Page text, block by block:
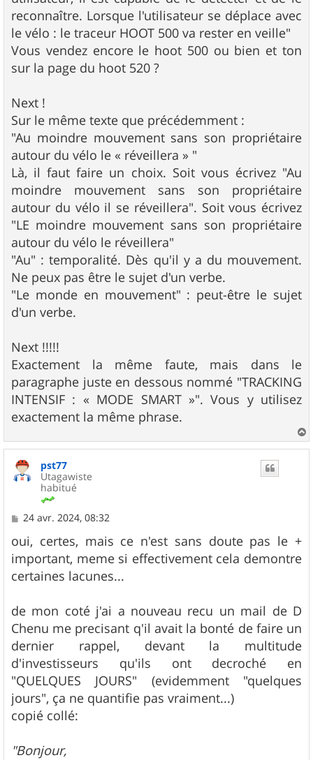
reconnaître. Lorsque l'utilisateur se déplace avec
le vélo : le traceur HOOT 500 va rester en veille"
Vous vendez encore le hoot 500 ou bien et ton
sur la page du hoot 520 ?
Next !
Sur le même texte que précédemment :
"Au moindre mouvement sans son propriétaire
autour du vélo le « réveillera » "
Là, il faut faire un choix. Soit vous écrivez "Au
moindre mouvement sans son propriétaire
autour du vélo il se réveillera". Soit vous écrivez
"LE moindre mouvement sans son propriétaire
autour du vélo le réveillera"
"Au" : temporalité. Dès qu'il y a du mouvement.
Ne peux pas être le sujet d'un verbe.
"Le monde en mouvement" : peut-être le sujet
d'un verbe.
Next !!!!!
Exactement la même faute, mais dans le
paragraphe juste en dessous nommé "TRACKING
INTENSIF : « MODE SMART »". Vous y utilisez
exactement la même phrase.
a
pst77
Utagawiste
habitué
M
s
s
a
g
e
24 avr. 2024, 08:32
oui, certes, mais ce n'est sans doute pas le +
important, meme si effectivement cela demontre
certaines lacunes...
de mon coté j'ai a nouveau recu un mail de D
Chenu me precisant q'il avait la bonté de faire un
dernier rappel, devant la multitude
d'investisseurs qu'ils ont decroché en
"QUELQUES JOURS" (evidemment "quelques
jours", ça ne quantifie pas vraiment...)
copié collé:
"Bonjour,